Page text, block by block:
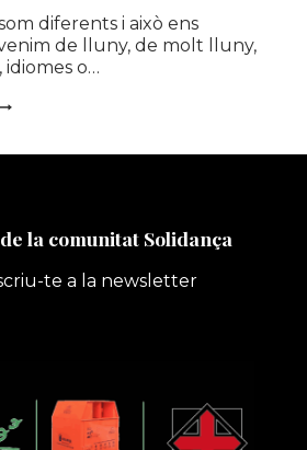
diferents i això ens
de lluny, de molt lluny,
o…
la comunitat Solidança
te a la newsletter